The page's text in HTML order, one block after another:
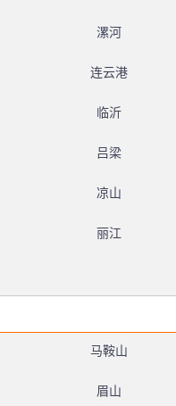
漯河
连云港
临沂
吕梁
凉山
丽江
马鞍山
眉山